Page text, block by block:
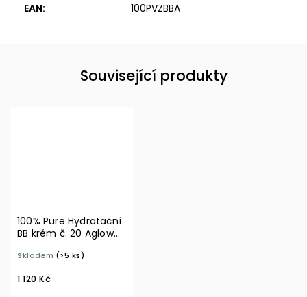
EAN: 100PVZBBA
Související produkty
100% Pure Hydratační
BB krém č. 20 Aglow
Skladem (>5 ks)
1 120 Kč